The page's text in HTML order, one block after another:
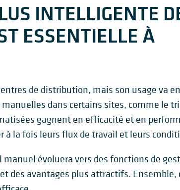
INTELLIGENTE
ESSENTIELLE À
de distribution, mais son usage va
dans certains sites, comme le
gagnent en efficacité et en
à la fois leurs flux de travail et leurs
évoluera vers des fonctions de
des avantages plus attractifs. Ensemble,